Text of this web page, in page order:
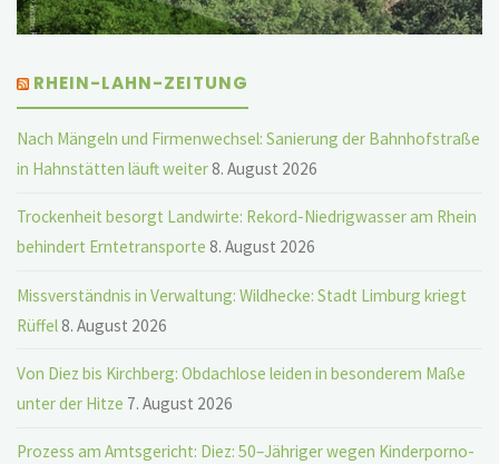
RHEIN-LAHN-ZEITUNG
Nach Mängeln und Firmenwechsel: Sanierung der Bahnhofstraße
in Hahnstätten läuft weiter8. August 2026
Trockenheit besorgt Landwirte: Rekord-Niedrigwasser am Rhein
behindert Erntetransporte 8. August 2026
Missverständnis in Verwaltung: Wildhecke: Stadt Limburg kriegt
Rüffel8. August 2026
Von Diez bis Kirchberg: Obdachlose leiden in besonderem Maße
unter der Hitze 7. August 2026
Prozess am Amtsgericht: Diez: 50–Jähriger wegen Kinderporno-